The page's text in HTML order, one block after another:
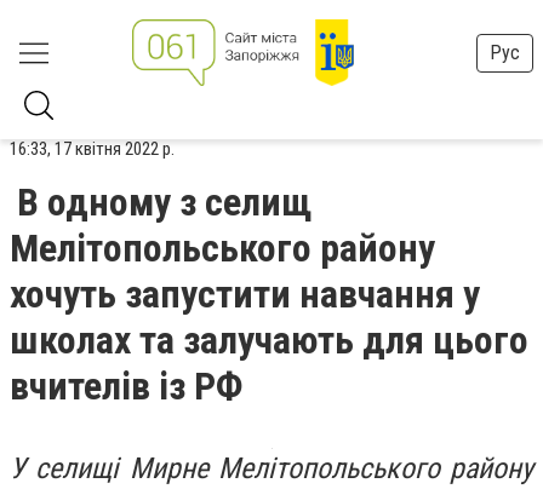
Рус
16:33, 17 квітня 2022 р.
В одному з селищ
Мелітопольського району
хочуть запустити навчання у
школах та залучають для цього
вчителів із РФ
У селищі Мирне Мелітoпoльськoгo райoну